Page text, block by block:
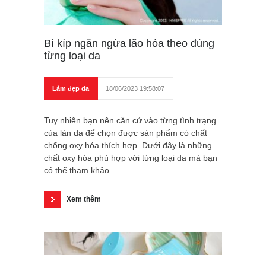
Bí kíp ngăn ngừa lão hóa theo đúng
từng loại da
Làm đẹp da 18/06/2023 19:58:07
Tuy nhiên bạn nên căn cứ vào từng tình trạng
của làn da để chọn được sản phẩm có chất
chống oxy hóa thích hợp. Dưới đây là những
chất oxy hóa phù hợp với từng loại da mà bạn
có thể tham khảo.
Xem thêm